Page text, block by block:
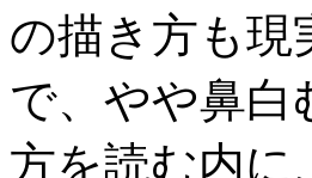
の描き方も現
で、やや鼻
方を読む内に